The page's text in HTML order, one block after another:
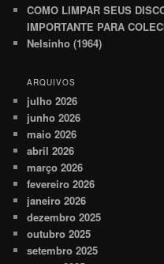
COMO LIMPAR SEUS
IMPORTANTE PARA
Nelsinho (1964)
ARQUIVOS
julho 2026
junho 2026
maio 2026
abril 2026
março 2026
fevereiro 2026
janeiro 2026
dezembro 2025
outubro 2025
setembro 2025